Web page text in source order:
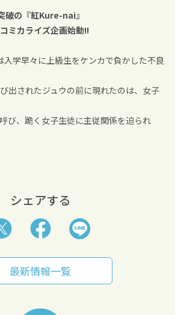
破の『紅Kure-nai』
ミカライズ企画始動!!
入学早々に上級生をケンカで負かした不良
出されたジュウの前に現れたのは、女子
び、跪く女子生徒に主従関係を迫られ
シェアする
最新情報一覧